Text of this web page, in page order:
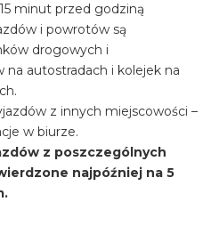
minut przed godziną
i powrotów są
drogowych i
autostradach i kolejek na
z innych miejscowości –
w biurze.
z poszczególnych
najpóźniej na 5